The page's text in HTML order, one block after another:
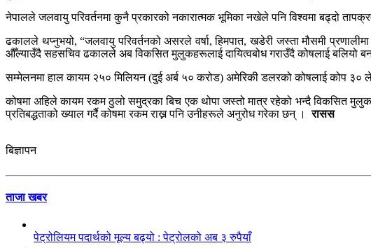
नेपालले जलवायु परिवर्तनमा कुनै प्रकारको नकारात्मक भूमिका नखेले पनि विश्वमा बढ्दो
ढकालले थप्नुभयो, “जलवायु परिवर्तनको असरले वर्षा, हिमपात, खडेरी जस्ता मौसमी
औँल्याउँदै सहसचिव ढकालले अब विकसित मुलुकहरूलाई दायित्वबोध गराउँदै कोषलाई बलियो
सम्मेलनमा हाल कायम २५० मिलियन (दुई अर्ब ५० करोड) अमेरिकी डलरको कोषलाई कोप ३०
कोषमा अहिले कायम रकम ठुलो समुद्रका बिच एक थोपा जस्तो मात्र रहेको भन्दै विकसित
प्रतिबद्धताको ख्याल गर्दै कोषमा रकम राख्न पनि उनीहरूले अनुरोध गरेका छन् ।रासस
बिज्ञापन
ताजा खबर
पेट्रोलियम पदार्थको मूल्य बढ्यो : पेट्रोलको अब ३ रुपैयाँ